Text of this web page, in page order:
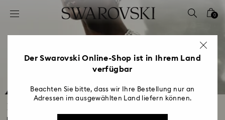
Liste Tastaturkürzel
2 - Footer
4 - Suchergebnisse
0
Halsketten
Der Swarovski Online-Shop ist in Ihrem Land
verfügbar
Beachten Sie bitte, dass wir Ihre Bestellung nur an
Adressen im ausgewählten Land liefern können.